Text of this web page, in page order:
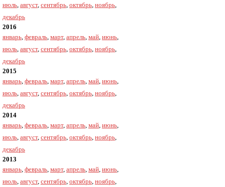
июль, август, сентябрь, октябрь, ноябрь,
декабрь
2016
январь, февраль, март, апрель, май, июнь,
июль, август, сентябрь, октябрь, ноябрь,
декабрь
2015
январь, февраль, март, апрель, май, июнь,
июль, август, сентябрь, октябрь, ноябрь,
декабрь
2014
январь, февраль, март, апрель, май, июнь,
июль, август, сентябрь, октябрь, ноябрь,
декабрь
2013
январь, февраль, март, апрель, май, июнь,
июль, август, сентябрь, октябрь, ноябрь,